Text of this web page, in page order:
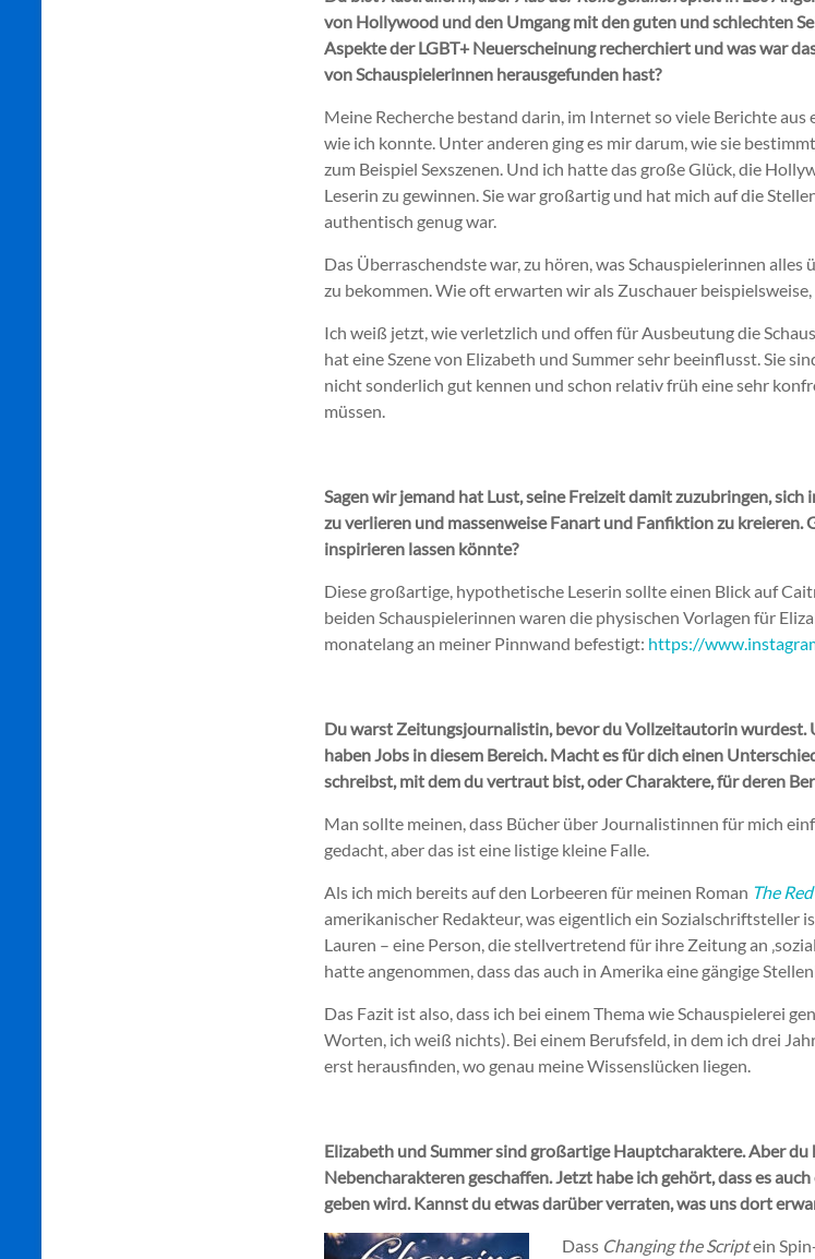
von Hollywood und den Umgang mit den guten und schlechten
Aspekte der LGBT+ Neuerscheinung recherchiert und was war
von Schauspielerinnen herausgefunden hast?
Meine Recherche bestand darin, im Internet so viele Berichte
wie ich konnte. Unter anderen ging es mir darum, wie sie
zum Beispiel Sexszenen. Und ich hatte das große Glück, die
Leserin zu gewinnen. Sie war großartig und hat mich auf die
authentisch genug war.
Das Überraschendste war, zu hören, was Schauspielerinnen alles
zu bekommen. Wie oft erwarten wir als Zuschauer
Ich weiß jetzt, wie verletzlich und offen für Ausbeutung die
hat eine Szene von Elizabeth und Summer sehr beeinflusst. Sie
nicht sonderlich gut kennen und schon relativ früh eine sehr
müssen.
Sagen wir jemand hat Lust, seine Freizeit damit zuzubringen,
zu verlieren und massenweise Fanart und Fanfiktion zu kreieren.
inspirieren lassen könnte?
Diese großartige, hypothetische Leserin sollte einen Blick auf
beiden Schauspielerinnen waren die physischen Vorlagen für
monatelang an meiner Pinnwand befestigt: https://
Du warst Zeitungsjournalistin, bevor du Vollzeitautorin wurdest.
haben Jobs in diesem Bereich. Macht es für dich einen
schreibst, mit dem du vertraut bist, oder Charaktere, für deren
Man sollte meinen, dass Bücher über Journalistinnen für mich
gedacht, aber das ist eine listige kleine Falle.
Als ich mich bereits auf den Lorbeeren für meinen Roman The
amerikanischer Redakteur, was eigentlich ein Sozialschriftsteller
Lauren – eine Person, die stellvertretend für ihre Zeitung an
hatte angenommen, dass das auch in Amerika eine gängige
Das Fazit ist also, dass ich bei einem Thema wie Schauspielerei
Worten, ich weiß nichts). Bei einem Berufsfeld, in dem ich drei
erst herausfinden, wo genau meine Wissenslücken liegen.
Elizabeth und Summer sind großartige Hauptcharaktere. Aber
Nebencharakteren geschaffen. Jetzt habe ich gehört, dass es
geben wird. Kannst du etwas darüber verraten, was uns dort
Dass Changing the Scriptein